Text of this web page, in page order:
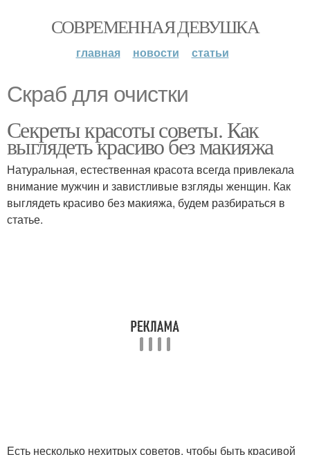
СОВРЕМЕННАЯ ДЕВУШКА
главная новости статьи
Скраб для очистки
Секреты красоты советы. Как
выглядеть красиво без макияжа
Натуральная, естественная красота всегда привлекала
внимание мужчин и завистливые взгляды женщин. Как
выглядеть красиво без макияжа, будем разбираться в
статье.
Есть несколько нехитрых советов, чтобы быть красивой